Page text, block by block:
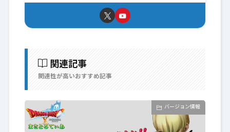
関連記事
関連性が高いおすすめ記事
バージョン情報